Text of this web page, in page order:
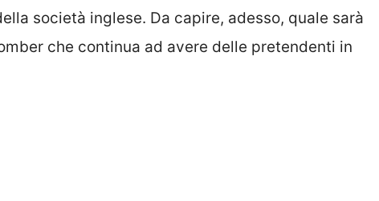
società inglese. Da capire, adesso, quale sarà
che continua ad avere delle pretendenti in